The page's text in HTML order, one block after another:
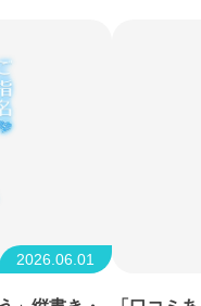
2026.06.01